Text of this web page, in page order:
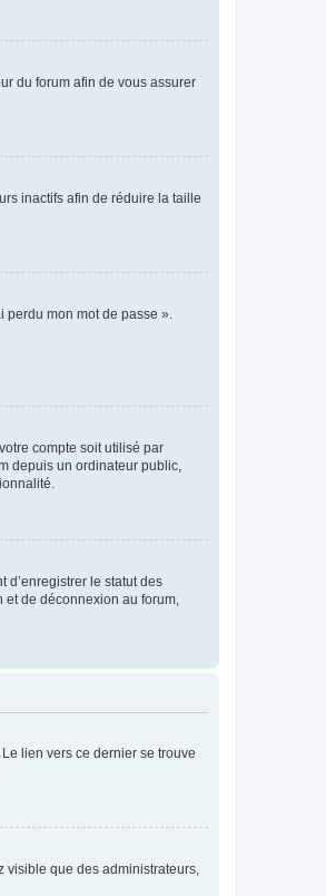
du forum afin de vous assurer
inactifs afin de réduire la taille
mon mot de passe ».
compte soit utilisé par
depuis un ordinateur public,
d’enregistrer le statut des
de déconnexion au forum,
lien vers ce dernier se trouve
visible que des administrateurs,